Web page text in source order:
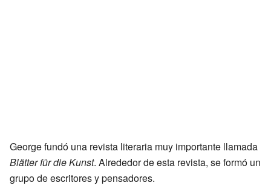
George fundó una revista literaria muy importante llamada
Blätter für die Kunst. Alrededor de esta revista, se formó un
grupo de escritores y pensadores.